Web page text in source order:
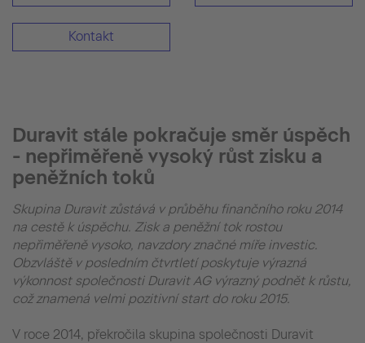
Kontakt
Duravit stále pokračuje směr úspěch
- nepřiměřeně vysoký růst zisku a
peněžních toků
Skupina Duravit zůstává v průběhu finančního roku 2014
na cestě k úspěchu. Zisk a peněžní tok rostou
nepřiměřeně vysoko, navzdory značné míře investic.
Obzvláště v posledním čtvrtletí poskytuje výrazná
výkonnost společnosti Duravit AG výrazný podnět k růstu,
což znamená velmi pozitivní start do roku 2015.
V roce 2014, překročila skupina společnosti Duravit